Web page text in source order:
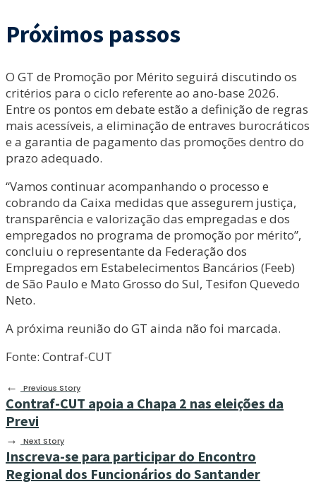
Próximos passos
O GT de Promoção por Mérito seguirá discutindo os
critérios para o ciclo referente ao ano-base 2026.
Entre os pontos em debate estão a definição de regras
mais acessíveis, a eliminação de entraves burocráticos
e a garantia de pagamento das promoções dentro do
prazo adequado.
“Vamos continuar acompanhando o processo e
cobrando da Caixa medidas que assegurem justiça,
transparência e valorização das empregadas e dos
empregados no programa de promoção por mérito”,
concluiu o representante da Federação dos
Empregados em Estabelecimentos Bancários (Feeb)
de São Paulo e Mato Grosso do Sul, Tesifon Quevedo
Neto.
A próxima reunião do GT ainda não foi marcada.
Fonte: Contraf-CUT
←
Previous Story
Contraf-CUT apoia a Chapa 2 nas eleições da
Previ
→ Next Story
Inscreva-se para participar do Encontro
Regional dos Funcionários do Santander